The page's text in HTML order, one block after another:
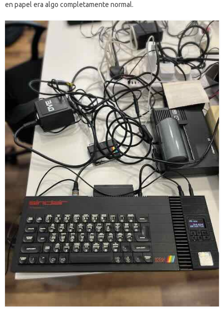
en papel era algo completamente normal.